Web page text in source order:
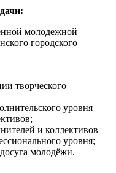
молодежной
городского
творческого
уровня
и коллективов
уровня;
молодёжи.